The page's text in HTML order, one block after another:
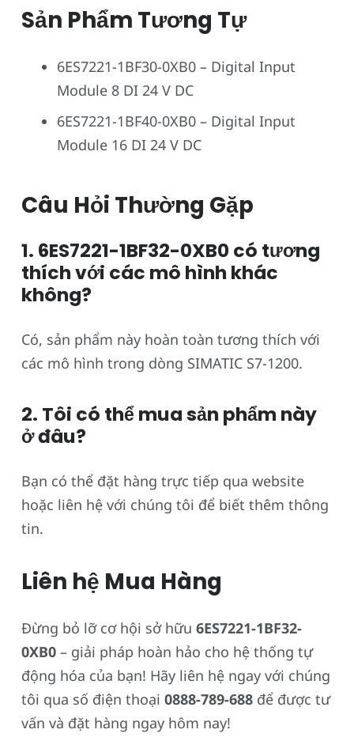
Sản Phẩm Tương Tự
6ES7221-1BF30-0XB0 – Digital Input
Module 8 DI 24 V DC
6ES7221-1BF40-0XB0 – Digital Input
Module 16 DI 24 V DC
Câu Hỏi Thường Gặp
1. 6ES7221-1BF32-0XB0 có tương
thích với các mô hình khác
không?
Có, sản phẩm này hoàn toàn tương thích với
các mô hình trong dòng SIMATIC S7-1200.
2. Tôi có thể mua sản phẩm này
ở đâu?
Bạn có thể đặt hàng trực tiếp qua website
hoặc liên hệ với chúng tôi để biết thêm thông
tin.
Liên hệ Mua Hàng
Đừng bỏ lỡ cơ hội sở hữu 6ES7221-1BF32-
0XB0 – giải pháp hoàn hảo cho hệ thống tự
động hóa của bạn! Hãy liên hệ ngay với chúng
tôi qua số điện thoại 0888-789-688 để được tư
vấn và đặt hàng ngay hôm nay!